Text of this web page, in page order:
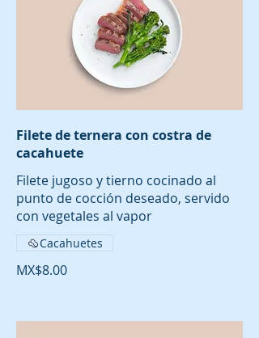
Filete de ternera con costra de
cacahuete
Filete jugoso y tierno cocinado al
punto de cocción deseado, servido
con vegetales al vapor
MX$8.00
Cacahuetes